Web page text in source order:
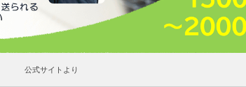
公式サイトより